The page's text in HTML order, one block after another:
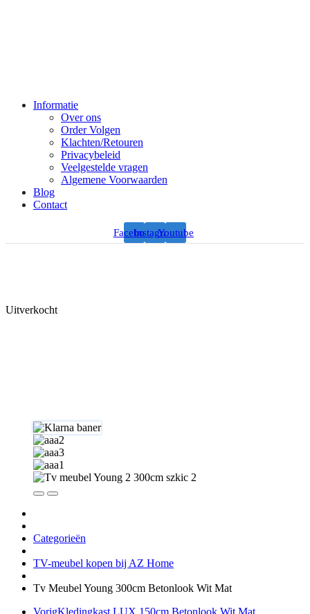
Informatie
Over ons
Order Volgen
Klachten/Retouren
Privacybeleid
Veelgestelde vragen
Algemene Voorwaarden
Blog
Contact
FacebookInstagramYoutube
Uitverkocht
Categorieën
TV-meubel kopen bij AZ Home
Tv Meubel Young 300cm Betonlook Wit Mat
VorigKledingkast LUX 150cm Betonlook Wit Mat